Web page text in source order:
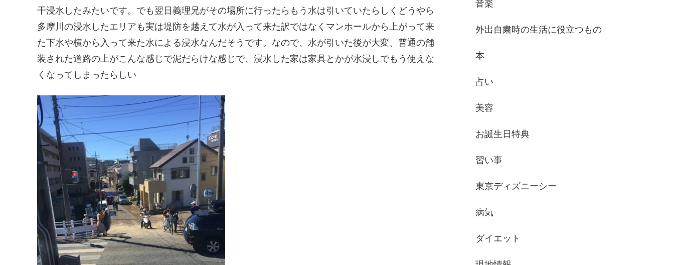
干浸水したみたいです。でも翌日義理兄がその場所に行ったらもう水は引いていたらしくどうやら
多摩川の浸水したエリアも実は堤防を越えて水が入って来た訳ではなくマンホールから上がって来
た下水や横から入って来た水による浸水なんだそうです。なので、水が引いた後が大変、普通の舗
装された道路の上がこんな感じで泥だらけな感じで、浸水した家は家具とかが水浸しでもう使えな
くなってしまったらしい
音楽
外出自粛時の生活に役立つもの
本
占い
美容
お誕生日特典
習い事
東京ディズニーシー
病気
ダイエット